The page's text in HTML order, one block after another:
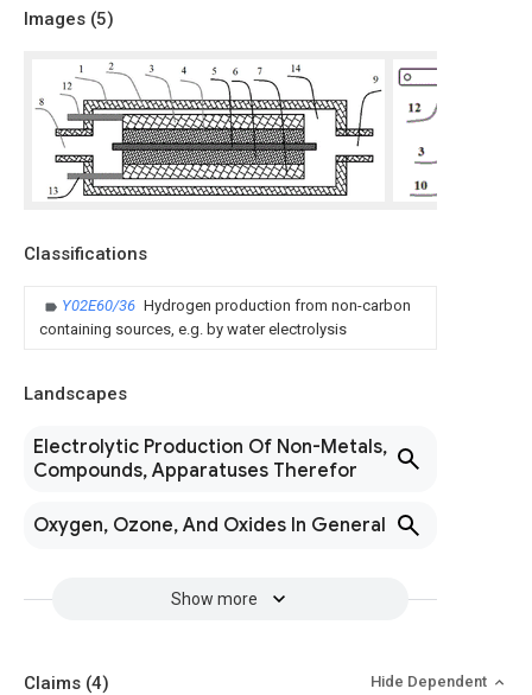
Images (5)
Classifications
Y02E60/36 Hydrogen production from non-carbon
containing sources, e.g. by water electrolysis
Landscapes
Electrolytic Production Of Non-Metals,
Compounds, Apparatuses Therefor
Oxygen, Ozone, And Oxides In General
Show more
Claims (4) Hide Dependent